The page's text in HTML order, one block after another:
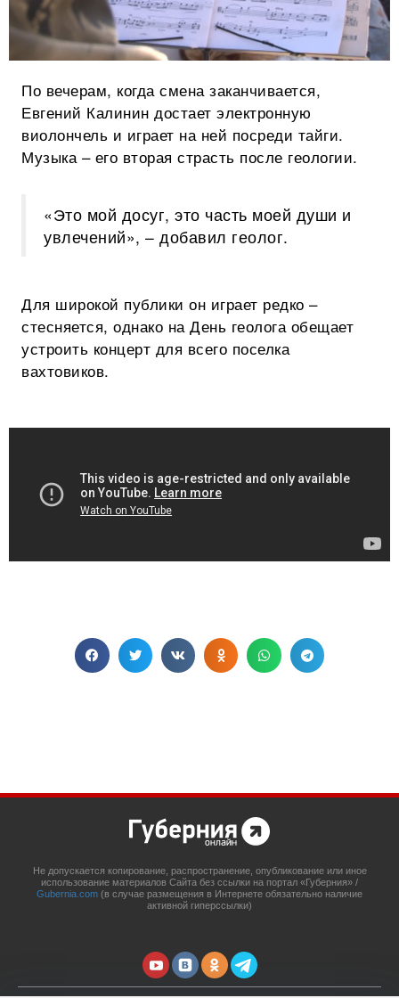
По вечерам, когда смена заканчивается,
Евгений Калинин достает электронную
виолончель и играет на ней посреди тайги.
Музыка – его вторая страсть после геологии.
«Это мой досуг, это часть моей души и
увлечений», – добавил геолог.
Для широкой публики он играет редко –
стесняется, однако на День геолога обещает
устроить концерт для всего поселка
вахтовиков.
Не допускается копирование, распространение, опубликование или иное
использование материалов Сайта без ссылки на портал «Губерния» /
Gubernia.com (в случае размещения в Интернете обязательно наличие
активной гиперссылки)